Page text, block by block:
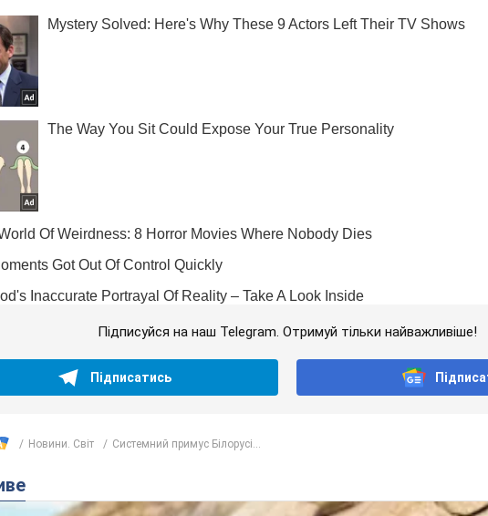
Підписуйся на наш Telegram. Отримуй тільки найважливіше!
Підписатись
Новини. Світ Системний примус Білорусі...